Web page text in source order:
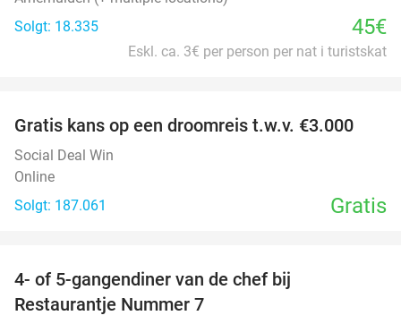
Solgt: 18.335
45€
Eskl. ca. 3€ per person per nat i turistskat
Gratis kans op een droomreis t.w.v. €3.000
Social Deal Win
Online
Solgt: 187.061
Gratis
4- of 5-gangendiner van de chef bij
Restaurantje Nummer 7